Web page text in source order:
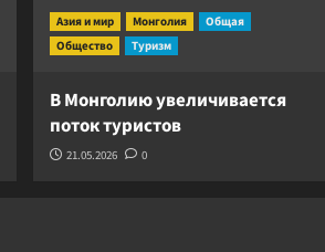
Азия и мир Монголия
Общая
Общество
Туризм
В Монголию увеличивается
поток туристов
21.05.2026 0